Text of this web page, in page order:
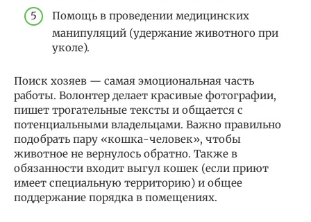
Помощь в проведении медицинских
манипуляций (удержание животного при
уколе).
Поиск хозяев — самая эмоциональная часть
работы. Волонтер делает красивые фотографии,
пишет трогательные тексты и общается с
потенциальными владельцами. Важно правильно
подобрать пару «кошка-человек», чтобы
животное не вернулось обратно. Также в
обязанности входит выгул кошек (если приют
имеет специальную территорию) и общее
поддержание порядка в помещениях.